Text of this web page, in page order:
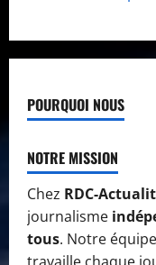
POURQUOI NOUS
NOTRE MISSION
Chez RDC-
journalisme
tous. Notre